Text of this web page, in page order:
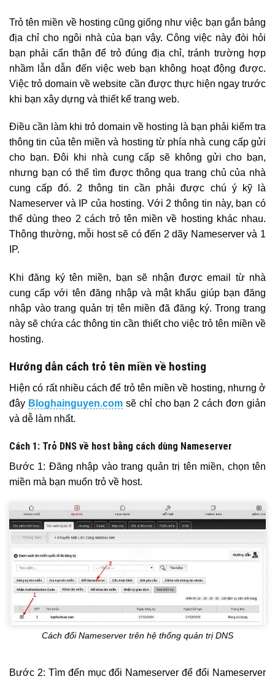
Trỏ tên miền về hosting cũng giống như việc bạn gắn bảng
địa chỉ cho ngôi nhà của bạn vậy. Công việc này đòi hỏi
bạn phải cẩn thận để trỏ đúng địa chỉ, tránh trường hợp
nhầm lẫn dẫn đến việc web bạn không hoạt động được.
Việc trỏ domain về website cần được thực hiện ngay trước
khi bạn xây dựng và thiết kế trang web.
Điều cần làm khi trỏ domain về hosting là bạn phải kiểm tra
thông tin của tên miền và hosting từ phía nhà cung cấp gửi
cho bạn. Đôi khi nhà cung cấp sẽ không gửi cho bạn,
nhưng bạn có thể tìm được thông qua trang chủ của nhà
cung cấp đó. 2 thông tin cần phải được chú ý kỹ là
Nameserver và IP của hosting. Với 2 thông tin này, bạn có
thể dùng theo 2 cách trỏ tên miền về hosting khác nhau.
Thông thường, mỗi host sẽ có đến 2 dãy Nameserver và 1
IP.
Khi đăng ký tên miền, bạn sẽ nhận được email từ nhà
cung cấp với tên đăng nhập và mật khẩu giúp bạn đăng
nhập vào trang quản trị tên miền đã đăng ký. Trong trang
này sẽ chứa các thông tin cần thiết cho việc trỏ tên miền về
hosting.
Hướng dẫn cách trỏ tên miền về hosting
Hiện có rất nhiều cách để trỏ tên miền về hosting, nhưng ở
đây Bloghainguyen.com sẽ chỉ cho bạn 2 cách đơn giản
và dễ làm nhất.
Cách 1: Trỏ DNS về host bằng cách dùng Nameserver
Bước 1: Đăng nhập vào trang quản trị tên miền, chọn tên
miền mà bạn muốn trỏ về host.
Cách đổi Nameserver trên hệ thống quản trị DNS
Bước 2: Tìm đến mục đổi Nameserver để đổi Nameserver